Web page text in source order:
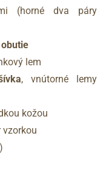
(horné dva páry
lem
, vnútorné lemy
kožou
vzorkou